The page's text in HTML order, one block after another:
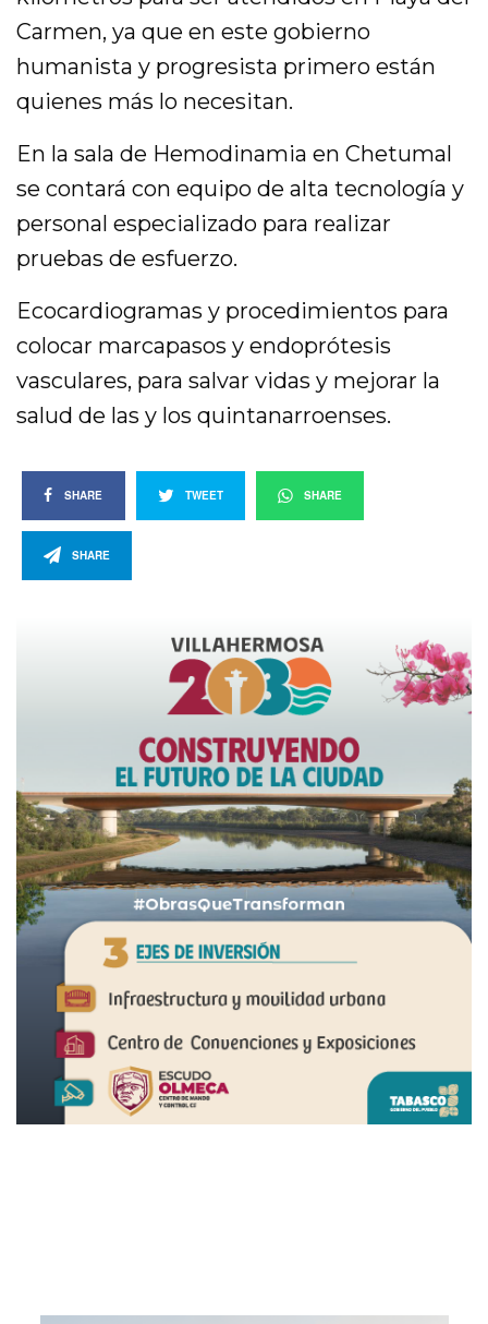
Carmen, ya que en este gobierno
humanista y progresista primero están
quienes más lo necesitan.
En la sala de Hemodinamia en Chetumal
se contará con equipo de alta tecnología y
personal especializado para realizar
pruebas de esfuerzo.
Ecocardiogramas y procedimientos para
colocar marcapasos y endoprótesis
vasculares, para salvar vidas y mejorar la
salud de las y los quintanarroenses.
SHARE TWEET SHARE
SHARE